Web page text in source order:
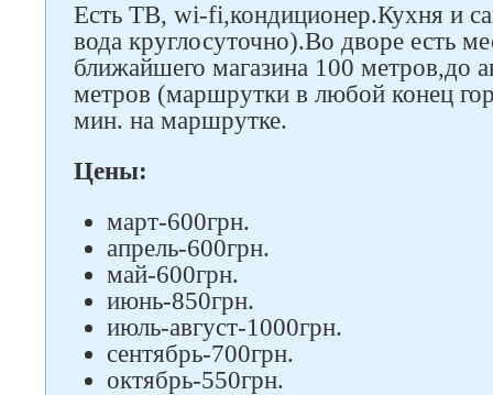
Есть ТВ, wi-fi,кондиционер.Кухня и
вода круглосуточно).Во дворе есть
ближайшего магазина 100 метров,до
метров (маршрутки в любой конец
мин. на маршрутке.
Цены:
март-600грн.
апрель-600грн.
май-600грн.
июнь-850грн.
июль-август-1000грн.
сентябрь-700грн.
октябрь-550грн.